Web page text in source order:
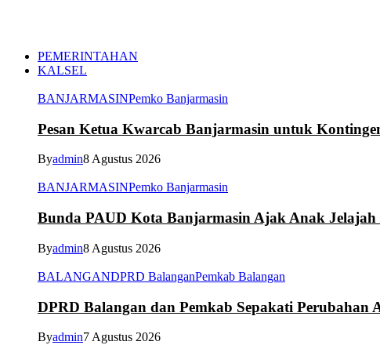
PEMERINTAHAN
KALSEL
BANJARMASINPemko Banjarmasin
Pesan Ketua Kwarcab Banjarmasin untuk
Byadmin8 Agustus 2026
BANJARMASINPemko Banjarmasin
Bunda PAUD Kota Banjarmasin Ajak Anak Jelajah
Byadmin8 Agustus 2026
BALANGANDPRD BalanganPemkab Balangan
DPRD Balangan dan Pemkab Sepakati Perubahan
Byadmin7 Agustus 2026